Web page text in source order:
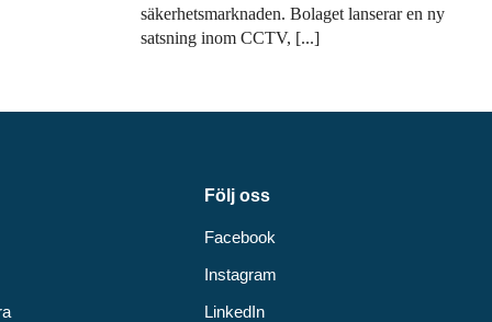
säkerhetsmarknaden. Bolaget lanserar en ny
satsning inom CCTV, [...]
Följ oss
Facebook
Instagram
LinkedIn